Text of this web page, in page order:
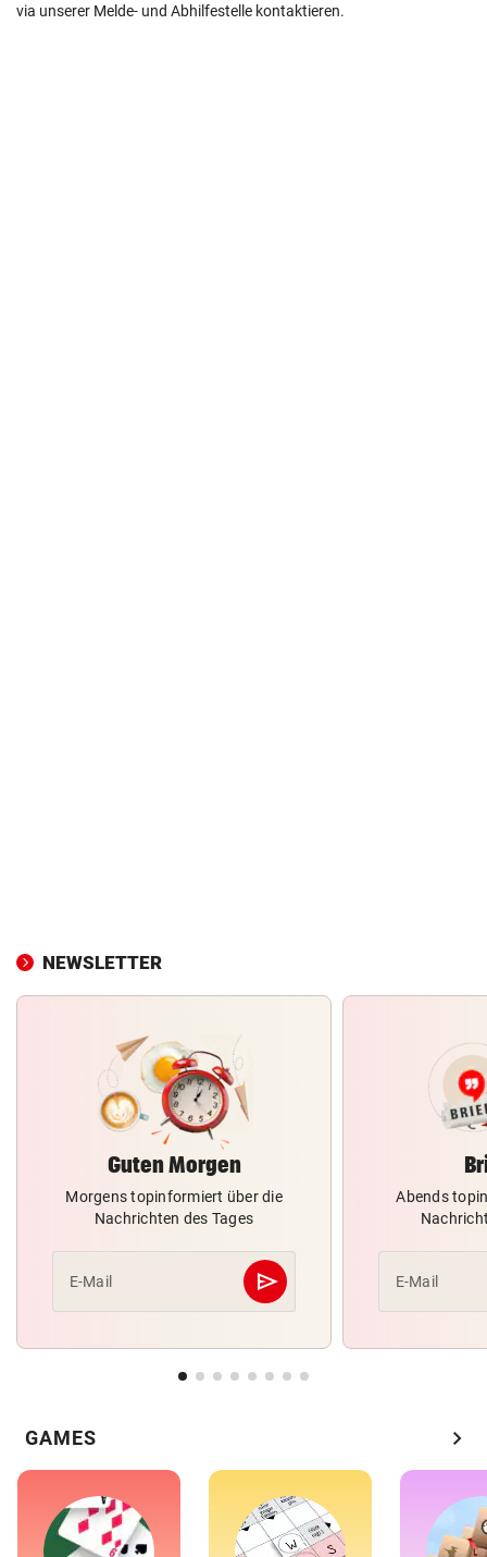
via unserer Melde- und Abhilfestelle kontaktieren.
NEWSLETTER
Guten Morgen
Morgens topinformiert über die
Nachrichten des Tages
E-Mail send
Abschicken
Abends
E-Mail
GAMES chevron_right